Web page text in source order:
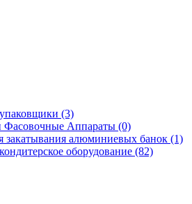
(3)
Фасовочные Аппараты (0)
алюминиевых банок (1)
оборудование (82)